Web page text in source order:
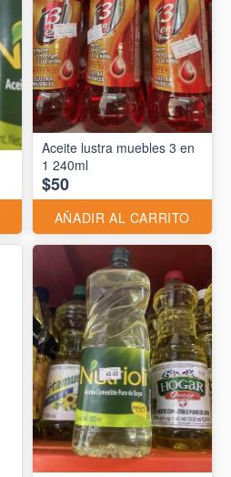
Aceite lustra muebles 3 en
1 240ml
$50
AÑADIR AL CARRITO